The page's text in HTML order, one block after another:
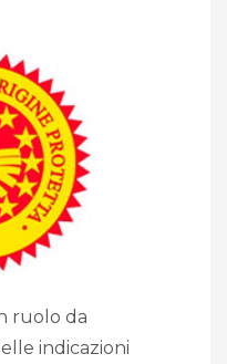
ruolo da
indicazioni